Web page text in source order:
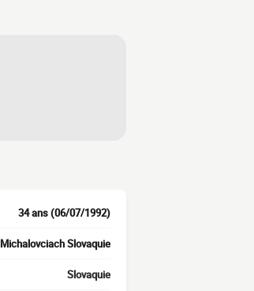
34 ans (06/07/1992)
Michalovciach Slovaquie
Slovaquie